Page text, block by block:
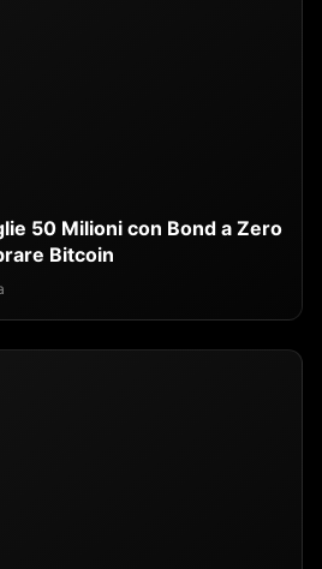
50 Milioni con Bond a Zero
Bitcoin